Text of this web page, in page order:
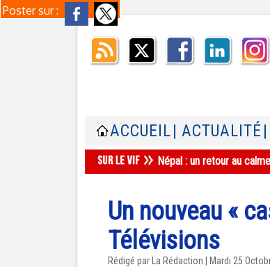
Poster sur :
ACCUEIL | ACTUALITÉ
Népal : un retour au
Un nouveau «
Télévisions
Rédigé par La Rédaction | Mardi 25